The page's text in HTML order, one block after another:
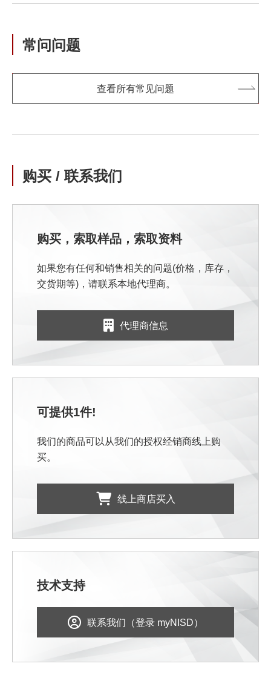
常问问题
查看所有常见问题
购买 / 联系我们
购买，索取样品，索取资料
如果您有任何和销售相关的问题(价格，库存，
交货期等)，请联系本地代理商。
代理商信息
可提供1件!
我们的商品可以从我们的授权经销商线上购
买。
线上商店买入
技术支持
联系我们（登录 myNISD）